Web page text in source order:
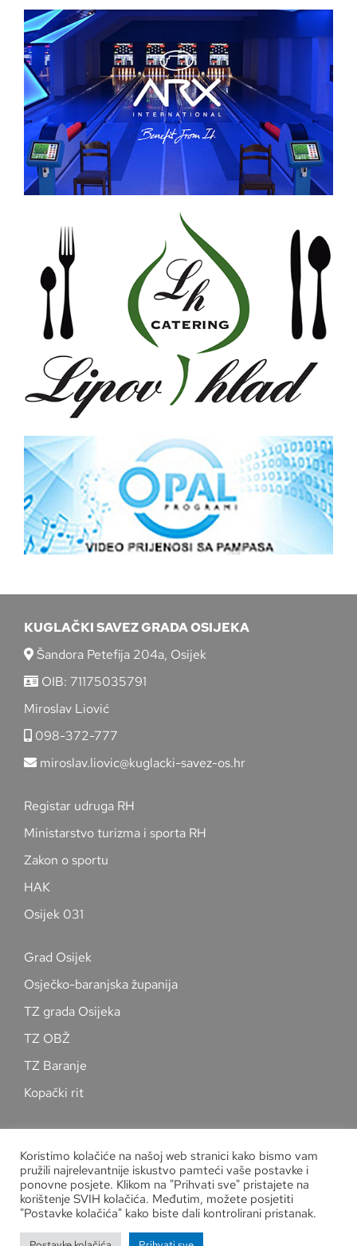
KUGLAČKI SAVEZ GRADA OSIJEKA
Šandora Petefija 204a, Osijek
OIB: 71175035791
Miroslav Liović
098-372-777
miroslav.liovic@kuglacki-savez-os.hr
Registar udruga RH
Ministarstvo turizma i sporta RH
Zakon o sportu
HAK
Osijek 031
Grad Osijek
Osječko-baranjska županija
TZ grada Osijeka
TZ OBŽ
TZ Baranje
Kopački rit
Zaštita osobnih podataka
Koristimo kolačiće na našoj web stranici kako bismo vam
pružili najrelevantnije iskustvo pamteći vaše postavke i
ponovne posjete. Klikom na "Prihvati sve" pristajete na
korištenje SVIH kolačića. Međutim, možete posjetiti
"Postavke kolačića" kako biste dali kontrolirani pristanak.